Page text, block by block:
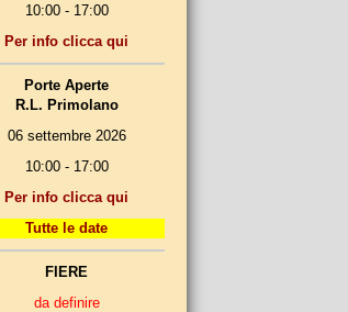
10:00 - 17:00
Per info clicca qui
Porte Aperte
R.L. Primolano
06 settembre 2026
10:00 - 17:00
Per info clicca qui
Tutte le date
FIERE
da definire